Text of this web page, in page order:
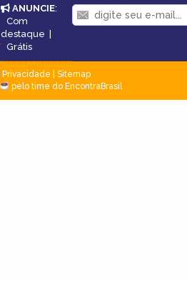
ANUNCIE:
Com
destaque |
Grátis
Privacidade
Sitemap
pelo time do EncontraBrasil